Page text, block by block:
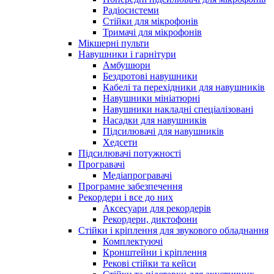
Радіосистеми
Стійки для мікрофонів
Тримачі для мікрофонів
Мікшерні пульти
Навушники і гарнітури
Амбушюри
Бездротові навушники
Кабелі та перехідники для навушників
Навушники мініатюрні
Навушники накладні спеціалізовані
Насадки для навушників
Підсилювачі для навушників
Хедсети
Підсилювачі потужності
Програвачі
Медіапрогравачі
Програмне забезпечення
Рекордери і все до них
Аксесуари для рекордерів
Рекордери, диктофони
Стійки і кріплення для звукового обладнання
Комплектуючі
Кронштейни і кріплення
Рекові стійки та кейси